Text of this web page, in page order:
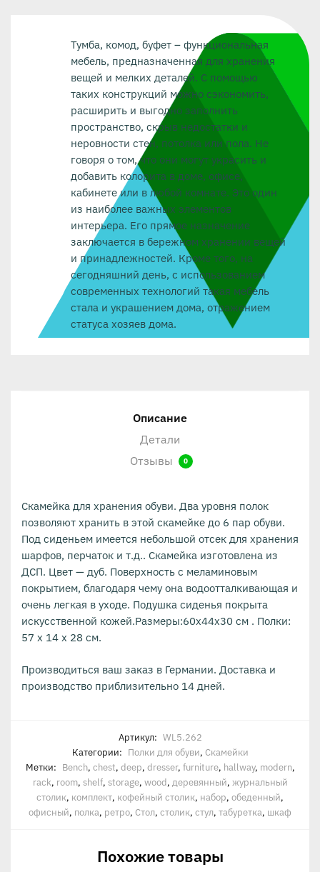
Тумба, комод, буфет – функциональная
мебель, предназначенная для хранения
вещей и мелких деталей. С помощью
таких конструкций можно сэкономить,
расширить и выгодно заполнить
пространство, скрыв недостатки и
неровности стен, потолка или пола. Не
говоря о том, что они могут украсить и
добавить колорита в доме, офисе,
кабинете или в любой комнате. Это один
из наиболее важных элементов
интерьера. Его прямое назначение
заключается в бережном хранении вещей
и принадлежностей. Кроме того, на
сегодняшний день, с использованием
современных технологий такая мебель
стала и украшением дома, отражением
статуса хозяев дома.
Описание
Детали
Отзывы
0
Скамейка для хранения обуви. Два уровня полок
позволяют хранить в этой скамейке до 6 пар обуви.
Под сиденьем имеется небольшой отсек для хранения
шарфов, перчаток и т.д.. Скамейка изготовлена из
ДСП. Цвет — дуб. Поверхность с меламиновым
покрытием, благодаря чему она водоотталкивающая и
очень легкая в уходе. Подушка сиденья покрыта
искусственной кожей.Размеры:60х44х30 см . Полки:
57 х 14 х 28 см.
Производиться ваш заказ в Германии. Доставка и
производство приблизительно 14 дней.
Артикул: WL5.262
Категории: Полки для обуви, Скамейки
Метки: Bench, chest, deep, dresser, furniture, hallway, modern,
rack, room, shelf, storage, wood, деревянный, журнальный
столик, комплект, кофейный столик, набор, обеденный,
офисный, полка, ретро, Стол, столик, стул, табуретка, шкаф
Похожие товары